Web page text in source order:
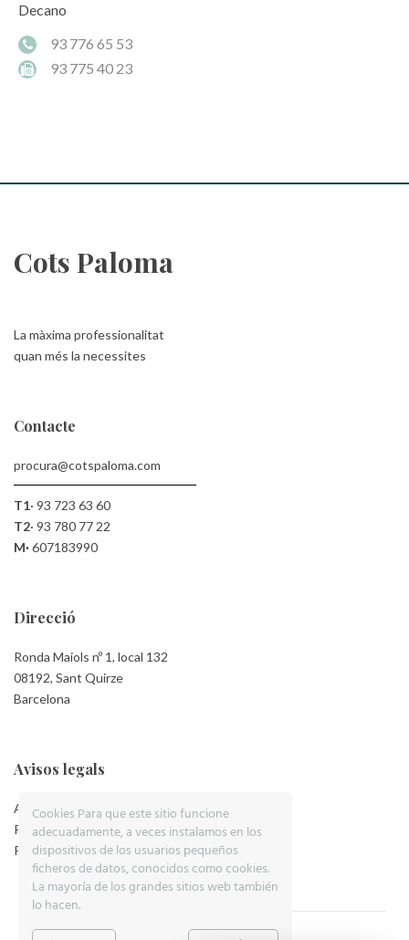
Decano
93 776 65 53
93 775 40 23
Cots Paloma
La màxima professionalitat
quan més la necessites
Contacte
procura@cotspaloma.com
T1· 93 723 63 60
T2· 93 780 77 22
M·607183990
Direcció
Ronda Maiols nº 1, local 132
08192, Sant Quirze
Barcelona
Avisos legals
Aviso Legal
Política de Privacidad
Política de Cookies
Cookies Para que este sitio funcione
adecuadamente, a veces instalamos en los
dispositivos de los usuarios pequeños
ficheros de datos, conocidos como cookies.
La mayoría de los grandes sitios web también
lo hacen.